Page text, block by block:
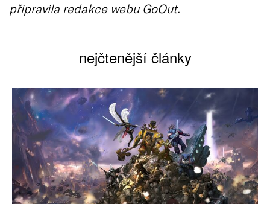
připravila redakce webu GoOut.
nejčtenější články